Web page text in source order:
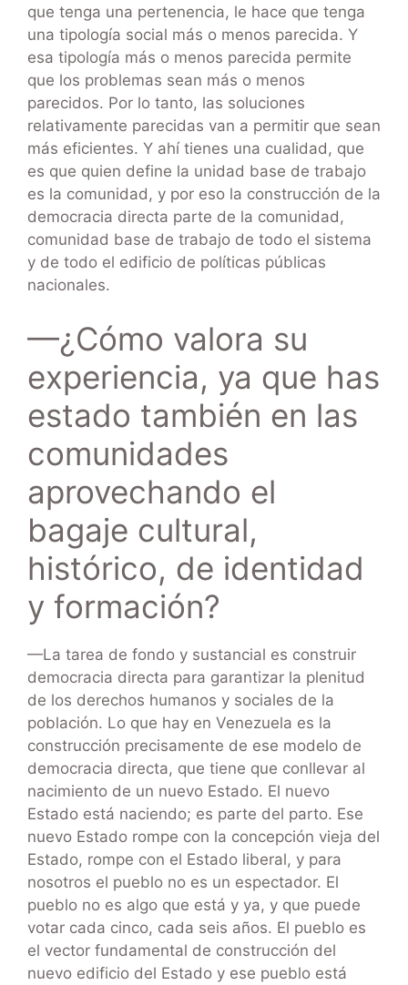
que tenga una pertenencia, le hace que tenga
una tipología social más o menos parecida. Y
esa tipología más o menos parecida permite
que los problemas sean más o menos
parecidos. Por lo tanto, las soluciones
relativamente parecidas van a permitir que sean
más eficientes. Y ahí tienes una cualidad, que
es que quien define la unidad base de trabajo
es la comunidad, y por eso la construcción de la
democracia directa parte de la comunidad,
comunidad base de trabajo de todo el sistema
y de todo el edificio de políticas públicas
nacionales.
—¿Cómo valora su
experiencia, ya que has
estado también en las
comunidades
aprovechando el
bagaje cultural,
histórico, de identidad
y formación?
—La tarea de fondo y sustancial es construir
democracia directa para garantizar la plenitud
de los derechos humanos y sociales de la
población. Lo que hay en Venezuela es la
construcción precisamente de ese modelo de
democracia directa, que tiene que conllevar al
nacimiento de un nuevo Estado. El nuevo
Estado está naciendo; es parte del parto. Ese
nuevo Estado rompe con la concepción vieja del
Estado, rompe con el Estado liberal, y para
nosotros el pueblo no es un espectador. El
pueblo no es algo que está y ya, y que puede
votar cada cinco, cada seis años. El pueblo es
el vector fundamental de construcción del
nuevo edificio del Estado y ese pueblo está